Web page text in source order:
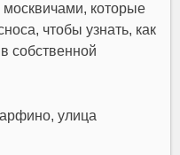
которые
чтобы узнать, как
собственной
улица